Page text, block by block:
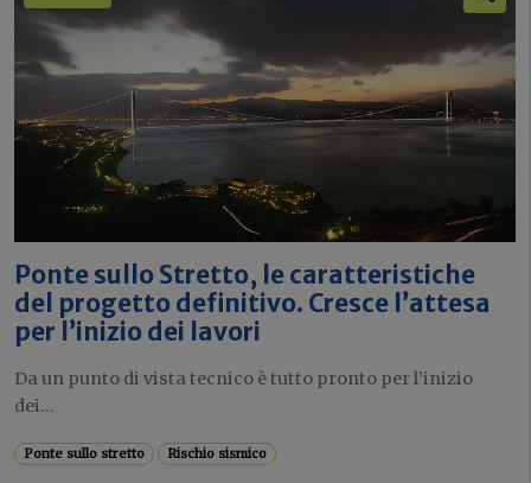
Ponte sullo Stretto, le caratteristiche
del progetto definitivo. Cresce l’attesa
per l’inizio dei lavori
Da un punto di vista tecnico è tutto pronto per l’inizio
dei...
Ponte sullo stretto Rischio sismico